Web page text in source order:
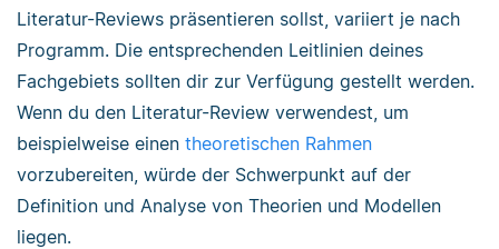
Literatur-Reviews präsentieren sollst, variiert je nach
Programm. Die entsprechenden Leitlinien deines
Fachgebiets sollten dir zur Verfügung gestellt werden.
Wenn du den Literatur-Review verwendest, um
beispielweise einen theoretischen Rahmen
vorzubereiten, würde der Schwerpunkt auf der
Definition und Analyse von Theorien und Modellen
liegen.